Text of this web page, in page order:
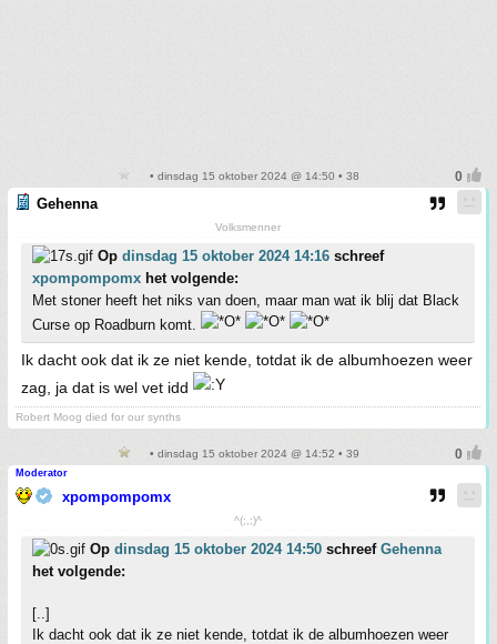
• dinsdag 15 oktober 2024 @ 14:50 • 38
Gehenna
Volksmenner
Op dinsdag 15 oktober 2024 14:16 schreef
xpompompomx het volgende:
Met stoner heeft het niks van doen, maar man wat ik blij dat Black
Curse op Roadburn komt.
Ik dacht ook dat ik ze niet kende, totdat ik de albumhoezen weer
zag, ja dat is wel vet idd
Robert Moog died for our synths
• dinsdag 15 oktober 2024 @ 14:52 • 39
Moderator
xpompompomx
^(;,;)^
Op dinsdag 15 oktober 2024 14:50 schreef Gehenna
het volgende:
[..]
Ik dacht ook dat ik ze niet kende, totdat ik de albumhoezen weer